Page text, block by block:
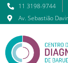
11 3198-9744
Av. Sebastião